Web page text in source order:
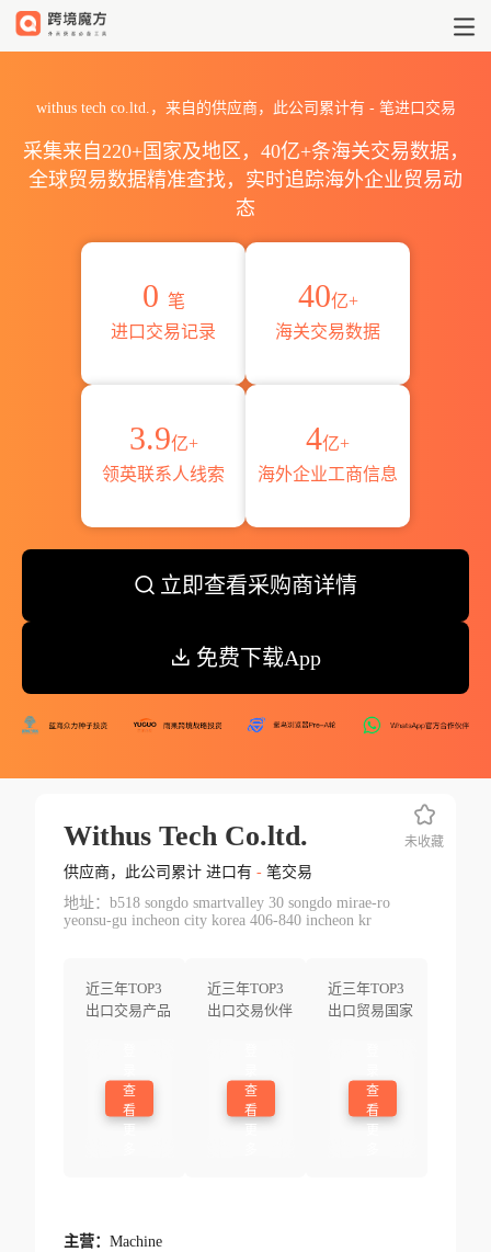
withus tech co.ltd.，来自的供应商，此公司累计有 -笔进口交易
采集来自220+国家及地区，40亿+条海关交易数据，
全球贸易数据精准查找，实时追踪海外企业贸易动
态
0 笔
进口交易记录
40亿+
海关交易数据
3.9亿+
领英联系人线索
4亿+
海外企业工商信息
立即查看采购商详情
免费下载App
Withus Tech Co.ltd.
供应商，此公司累计 进口有 -笔交易
地址：b518 songdo smartvalley 30 songdo mirae-ro
yeonsu-gu incheon city korea 406-840 incheon kr
近三年TOP3
出口交易产品
查
看
近三年TOP3
出口交易伙伴
查
看
近三年TOP3
出口贸易国家
查
看
未收藏
主营： Machine